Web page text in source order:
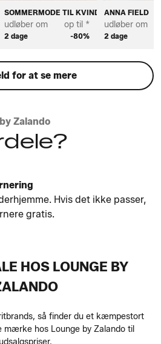
TIL KVINDER
SOMMERMODE TIL KVINDER
udløber om
2 dage
op til *
-80%
ANNA FIELD
udløber om
2 dage
for at se mere
Zalando
Hvis det ikke passer,
gratis.
HOS LOUNGE BY
så finder du et kæmpestort
hos Lounge by Zalando til
udsalgspriser.